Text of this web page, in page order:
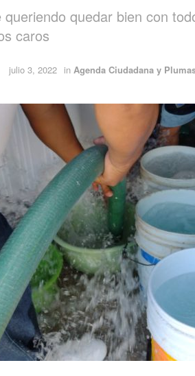
quedar bien con
caros
julio 3, 2022 in Agenda Ciudadana y